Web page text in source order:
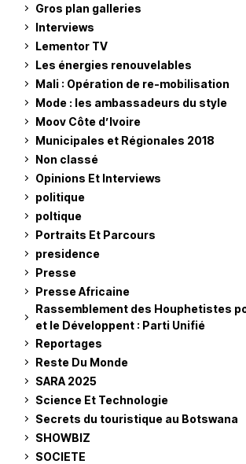
Gros plan galleries
Interviews
Lementor TV
Les énergies renouvelables
Mali : Opération de re-mobilisation
Mode : les ambassadeurs du style
Moov Côte d’Ivoire
Municipales et Régionales 2018
Non classé
Opinions Et Interviews
politique
poltique
Portraits Et Parcours
presidence
Presse
Presse Africaine
Rassemblement des Houphetistes
et le Développent : Parti Unifié
Reportages
Reste Du Monde
SARA 2025
Science Et Technologie
Secrets du touristique au Botswana
SHOWBIZ
SOCIETE